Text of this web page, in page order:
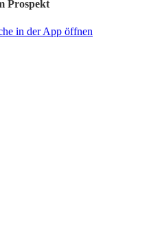
Prospekt
in der App öffnen